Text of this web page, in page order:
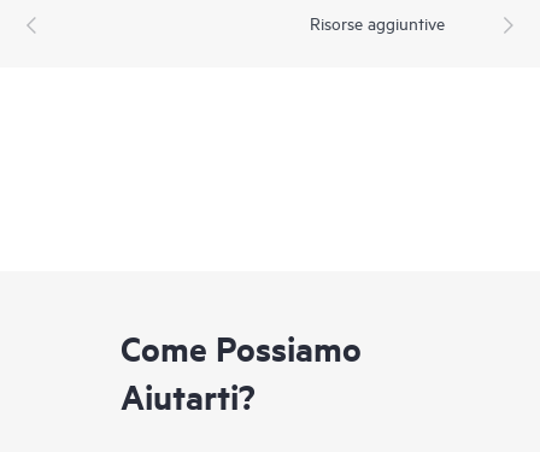
Risorse aggiuntive
Come Possiamo
Aiutarti?